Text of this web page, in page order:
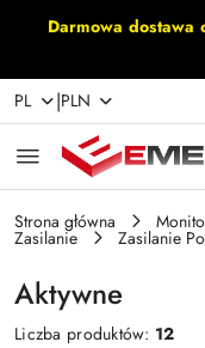
Przejdź do
Przejdź do
Przejdź do moje
Przejdź do
Przejdź do
Darmowa dostawa
PL |PLN
Strona główna
Zasilanie Zasilanie
Aktywne
Liczba produktów: 12